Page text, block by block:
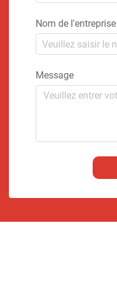
Nom de l'entreprise
Message